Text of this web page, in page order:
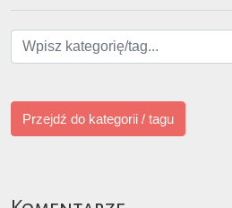
Przejdź do kategorii / tagu